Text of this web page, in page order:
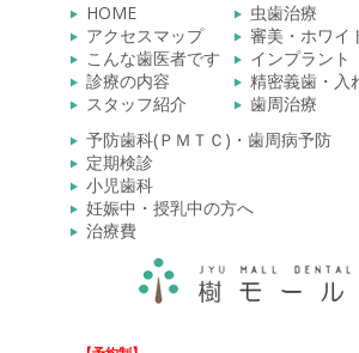
HOME
アクセスマップ
こんな歯医者です
診療の内容
スタッフ紹介
虫歯治療
審美・ホワイ
インプラント
精密義歯・入
歯周治療
予防歯科(ＰＭＴＣ)・歯周病予防
定期検診
小児歯科
妊娠中・授乳中の方へ
治療費